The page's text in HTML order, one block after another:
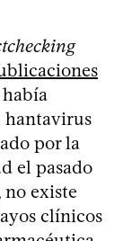
hantavirus
por la
el pasado
no existe
clínicos